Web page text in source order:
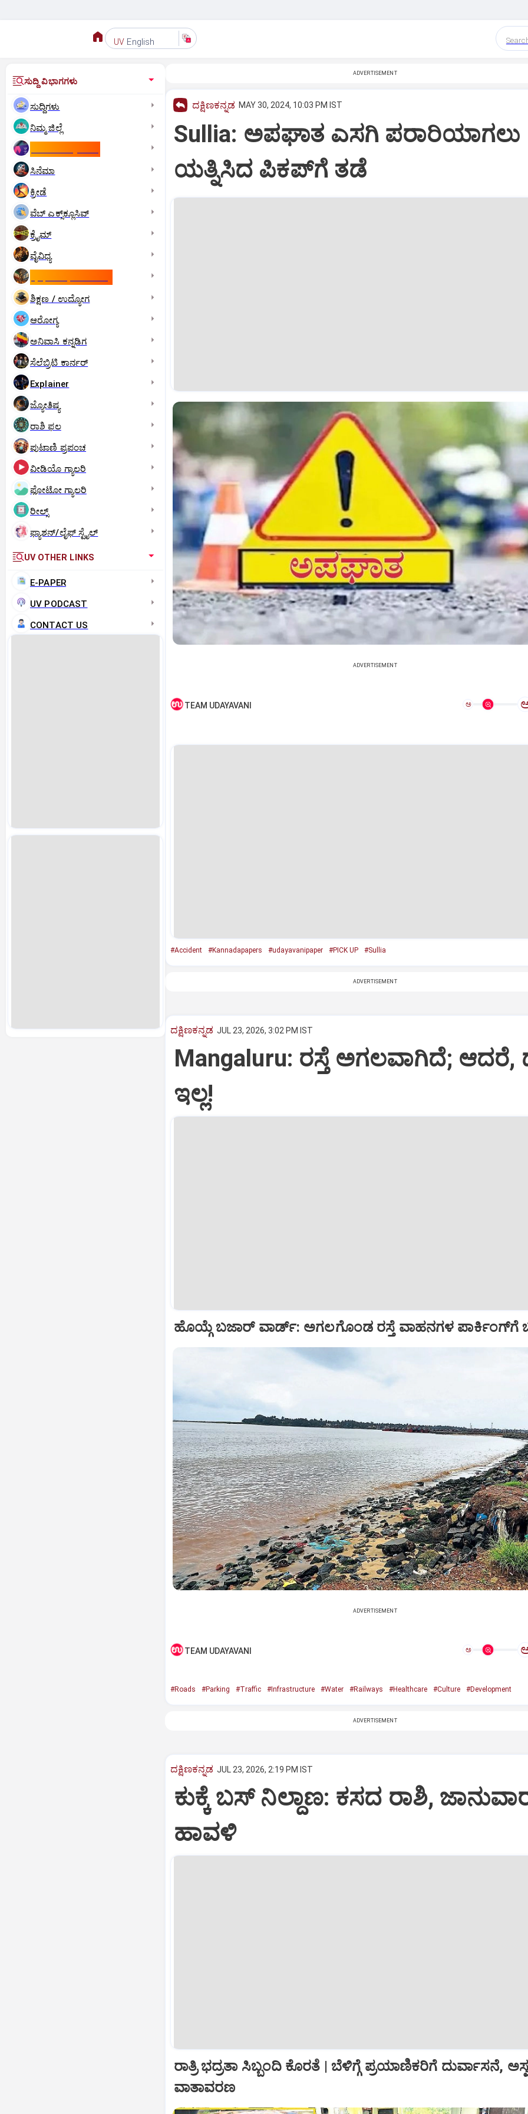
UV English
ಸುದ್ದಿ ವಿಭಾಗಗಳು
ಸುದ್ದಿಗಳು
ನಿಮ್ಮ ಜಿಲ್ಲೆ
ಸಿನೆಮಾ
ಕ್ರೀಡೆ
ವೆಬ್ ಎಕ್ಸ್‌ಕ್ಲೂಸಿವ್
ಕ್ರೈಮ್
ವೈವಿಧ್ಯ
ಶಿಕ್ಷಣ / ಉದ್ಯೋಗ
ಆರೋಗ್ಯ
ಅನಿವಾಸಿ ಕನ್ನಡಿಗ
ಸೆಲೆಬ್ರಿಟಿ ಕಾರ್ನರ್‌
Explainer
ಜ್ಯೋತಿಷ್ಯ
ರಾಶಿ ಫಲ
ಪುಟಾಣಿ ಪ್ರಪಂಚ
ವೀಡಿಯೊ ಗ್ಯಾಲರಿ
ಫೋಟೋ ಗ್ಯಾಲರಿ
ರೀಲ್ಸ್
ಫ್ಯಾಶನ್/ಲೈಫ್‌ ಸ್ಟೈಲ್
UV OTHER LINKS
E-PAPER
UV PODCAST
CONTACT US
ADVERTISEMENT
ದಕ್ಷಿಣಕನ್ನಡ MAY 30, 2024, 10:03 PM IST
Sullia: ಅಪಘಾತ ಎಸಗಿ ಪರಾರಿಯಾಗಲು
ಯತ್ನಿಸಿದ ಪಿಕಪ್‌ಗೆ ತಡೆ
ADVERTISEMENT
TEAM UDAYAVANI ಅ
#Accident #Kannadapapers #udayavanipaper #PICK UP #Sullia
ADVERTISEMENT
ದಕ್ಷಿಣಕನ್ನಡ JUL 23, 2026, 3:02 PM IST
Mangaluru: ರಸ್ತೆ ಅಗಲವಾಗಿದೆ; ಆದರೆ,
ಇಲ್ಲ!
ಹೊಯ್ಗೆ ಬಜಾರ್‌ ವಾರ್ಡ್‌: ಅಗಲಗೊಂಡ ರಸ್ತೆ ವಾಹನಗಳ ಪಾರ್ಕಿಂಗ್‌ಗೆ
ADVERTISEMENT
TEAM UDAYAVANI ಅ
#Roads #Parking #Traffic #Infrastructure #Water #Railways #Healthcare #Culture #Development
ADVERTISEMENT
ದಕ್ಷಿಣಕನ್ನಡ JUL 23, 2026, 2:19 PM IST
ಕುಕ್ಕೆ ಬಸ್ ನಿಲ್ದಾಣ: ಕಸದ ರಾಶಿ,
ಹಾವಳಿ
ರಾತ್ರಿ ಭದ್ರತಾ ಸಿಬ್ಬಂದಿ ಕೊರತೆ | ಬೆಳಿಗ್ಗೆ ಪ್ರಯಾಣಿಕರಿಗೆ ದುರ್ವಾಸನೆ,
ವಾತಾವರಣ